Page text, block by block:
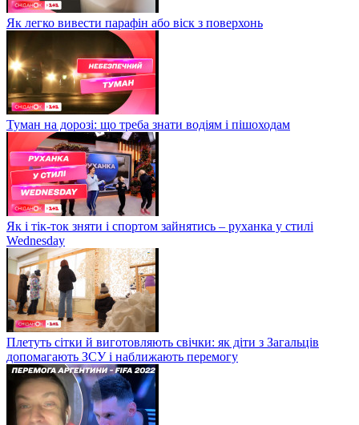
Як легко вивести парафін або віск з поверхонь
Туман на дорозі: що треба знати водіям і пішоходам
Як і тік-ток зняти і спортом зайнятись – руханка у стилі
Wednesday
Плетуть сітки й виготовляють свічки: як діти з Загальців
допомагають ЗСУ і наближають перемогу